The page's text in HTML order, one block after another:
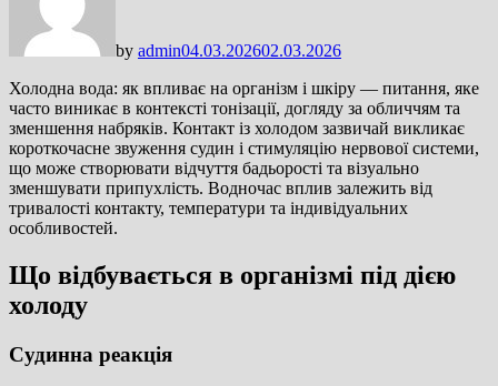
by admin04.03.202602.03.2026
Холодна вода: як впливає на організм і шкіру — питання, яке
часто виникає в контексті тонізації, догляду за обличчям та
зменшення набряків. Контакт із холодом зазвичай викликає
короткочасне звуження судин і стимуляцію нервової системи,
що може створювати відчуття бадьорості та візуально
зменшувати припухлість. Водночас вплив залежить від
тривалості контакту, температури та індивідуальних
особливостей.
Що відбувається в організмі під дією
холоду
Судинна реакція